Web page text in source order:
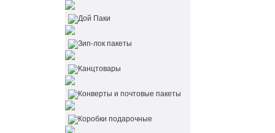
Дой Паки
Зип-лок пакеты
Канцтовары
Конверты и почтовые пакеты
Коробки подарочные